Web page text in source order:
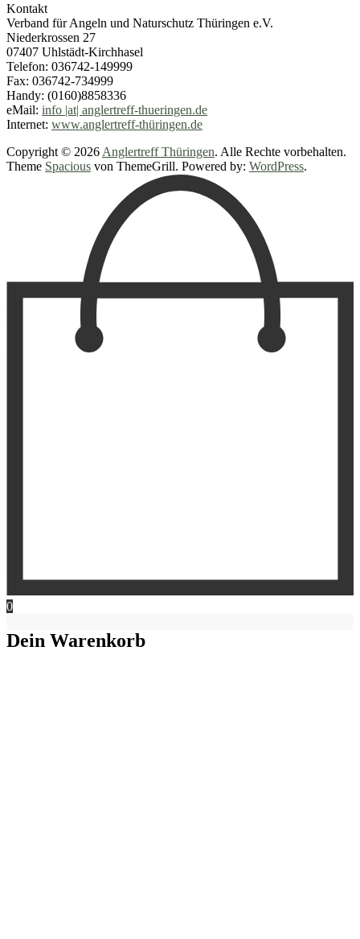
Kontakt
Verband für Angeln und Naturschutz Thüringen e.V.
Niederkrossen 27
07407 Uhlstädt-Kirchhasel
Telefon: 036742-149999
Fax: 036742-734999
Handy: (0160)8858336
eMail: info |at| anglertreff-thueringen.de
Internet: www.anglertreff-thüringen.de
Copyright © 2026 Anglertreff Thüringen. Alle Rechte vorbehalten.
Theme Spacious von ThemeGrill. Powered by: WordPress.
0
Dein Warenkorb